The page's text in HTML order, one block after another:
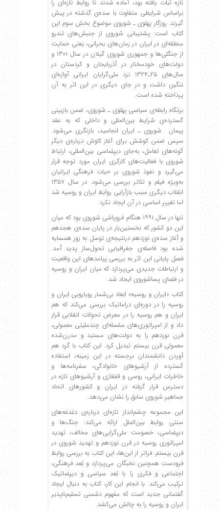
تازه ثبات یافته بود، آماده شدند تا روابط تازه‌ای را
براساس شرایطی متفاوت با سده‌ی گذشته در پیش
گیرند. روزگار پهلوی ـ شوروی موضوع بخش سوم این
کتاب است. پشتیبانی شوروی از جنبش‌های تندرو
منطقه‌ای در ایران در زمان‌های بحرانی، یعنی حمایت
از جنگلی‌ها و جمهوری شوروی گیلان در سال ۱۳۰۱ و
دولت‌های خودمختار در آذربایجان و کردستان در
سال‌های ۲۵ـ۱۳۲۴ نزد ملی‌گرایان ایرانی آوازه‌ای
ننگین داشت و در جای دیگری در این اثر به آن
پرداخته شده است.
بزنگاه رابطه‌ی سیاسی پهلوی ـ شوروی، ضمن بازبینی
گسترده‌ی شرایط بین‌المللی و داخلی که به عقد
پیمان شوروی ـ ایران انجامید، بازنگری می‌شود.
سپس ضمن کوشش برای آغاز کاوش درباره‌ی دیگر
گونه‌های تعامل، به‌جای دیپلماسی بین‌المللی، ارتباط
شوروی با فعالیت‌های کارگری ایران مورد توجه قرار
می‌گیرد و نفوذ شوروی بر حیات فرهنگی ایرانیان
به‌ویژه فیلم و تئاتر بررسی می‌شود. در سال ۱۳۵۷
انقلاب دیگری سبب بازآرایی روابط ایران و روسیه شد
اما تغییر اساسی در آن ایجاد نکرد.
تنها در سال ۱۹۹۱ هنگام فروپاشی شوروی بود که میان
این دو کشور که نخستین‌بار در پایان سده‌ی هجدهم
و آغاز سده‌ی نوزدهم درنتیجه‌ی توسل به زور همسایه
شده بود فاصله‌ی جغرافیایی تحول‌ساز پدید آمد.
فصل پایانی این اثر به بررسی پیامدهای این واقعیت
و ارتباطات جدیدی می‌پردازد که میان ایران و روسیه
در فضای پساشوروی ایجاد شد.
کتاب «ایران و روسیه» ابعاد بی‌شمار رویارویی ایران و
روسیه را در دوره‌ای دراماتیک بررسی می‌کند که هم
ایران و هم روسیه را در معرض تحولات انقلابی قرار
داد و از امپراتوری‌های سلسله‌ای چندملیتی معمولی،
قرن نوزدهم را به دولت‌های مستبد و مدرن‌شده
معمولی قرن بیستم تبدیل کرد. این کتاب با گرد هم
آوردن دانشمندان برجسته در این زمینه، استفاده
گسترده از آرشیوهای خانوادگی، سفرنامه‌ها و
خاطرات ایرانی، روسی و قفقازی و آرشیوهای تازه در
دسترس قرار گرفته در ایران و کشورهای اتحاد
جماهیر شوروی سابق را نشان می‌دهد.
این مجموعه چشم‌انداز تازه‌ای درباره‌ی دغدغه‌‌های
سنتی روابط بین‌الملل ارائه می‌کند: جنگ‌ها و
دیپلماسی، خصومت ملی‌گرایی‌های مخالف، تهدید
امپراتوری روسیه در قرن نوزدهم و تهدید شوروی در
قرن بیستم. فراتر از این‌ها، این کتاب به بررسی روابط
فرودست همچنین نخبگان می‌پردازد و بُعد فرهنگی،
اجتماعی و فکری را با بُعد سیاسی و دیپلماتیک
ترکیب می‌کند. با انجام این کار، کتاب به دنبال ایجاد
گفتمانی جدید است که مفهوم دشمنی تسلیم‌ناپذیر
ایران و روسیه را به چالش می‌کشد.